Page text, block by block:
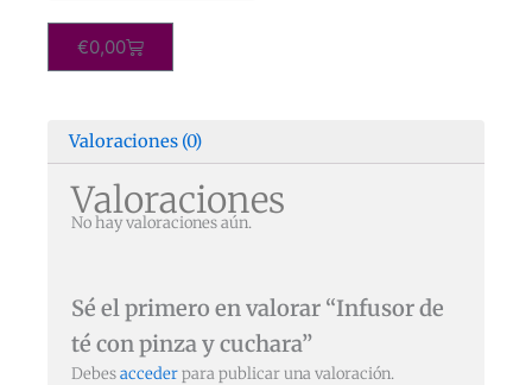
cantidad
€0,00Carrito
Valoraciones (0)
Valoraciones
No hay valoraciones aún.
Sé el primero en valorar “Infusor de
té con pinza y cuchara”
Debesaccederpara publicar una valoración.